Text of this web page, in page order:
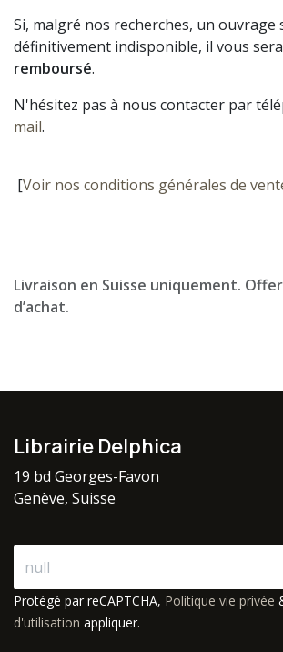
Si, malgré nos recherches, un ouvrage
définitivement indisponible, il vous sera
remboursé.
N'hésitez pas à nous contacter par
mail.
[Voir nos conditions générales de
Livraison en Suisse uniquement.
d’achat.
Librairie Delphica
19 bd Georges-Favon
Genève, Suisse
Protégé par reCAPTCHA, Politique vie privée
d'utilisation appliquer.